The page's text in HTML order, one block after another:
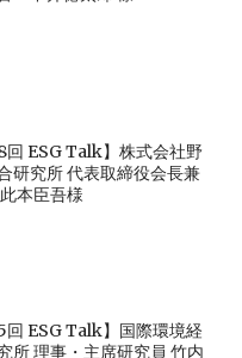
8回 ESG Talk】株式会社野
研究所 代表取締役会長兼
本臣吾様
5回 ESG Talk】国際環境経
所 理事・主席研究員 竹内